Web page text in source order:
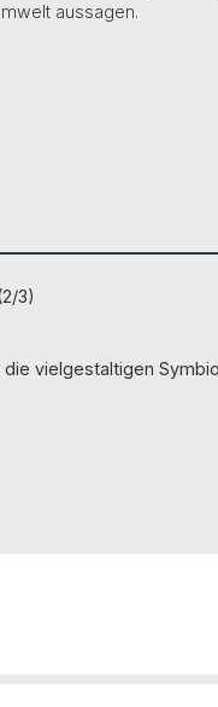
aussagen.
3)
vielgestaltigen